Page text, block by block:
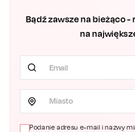
Bądź zawsze na bieżąco
na
Miasto
Podanie adresu e-mail i nazwy